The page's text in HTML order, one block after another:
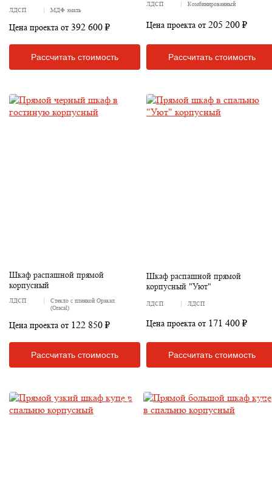
ЛДСП МДФ эмаль
Цена проекта от 392 600 ₽
Рассчитать стоимость
ЛДСП Комбинированный
Цена проекта от 205 200 ₽
Рассчитать стоимость
Шкаф распашной прямой
корпусный
ЛДСП
Стекло с пленкой Оракал
(Oracal)
Цена проекта от 122 850 ₽
Рассчитать стоимость
Шкаф распашной прямой
корпусный "Уют"
ЛДСП ЛДСП
Цена проекта от 171 400 ₽
Рассчитать стоимость